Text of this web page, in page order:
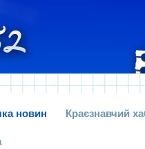
новин Краєзнавчий